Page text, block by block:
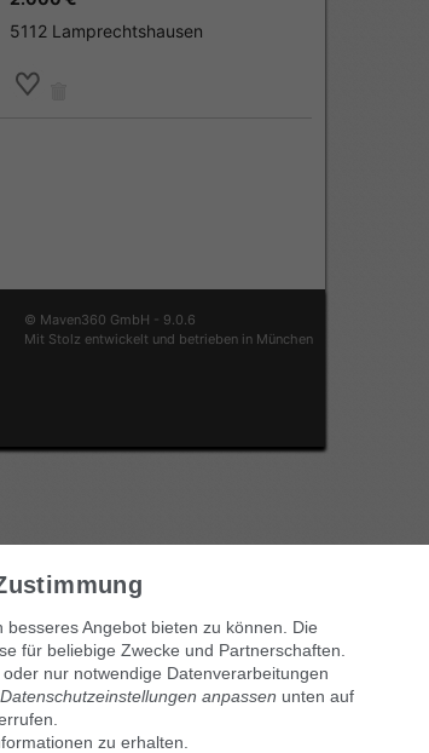
5112 Lamprechtshausen
© Maven360 GmbH - 9.0.6
Mit Stolz entwickelt und betrieben in München
Angebot bieten zu können. Die
für beliebige Zwecke und Partnerschaften.
nur notwendige Datenverarbeitungen
Datenschutzeinstellungen anpassen unten auf
zu erhalten.